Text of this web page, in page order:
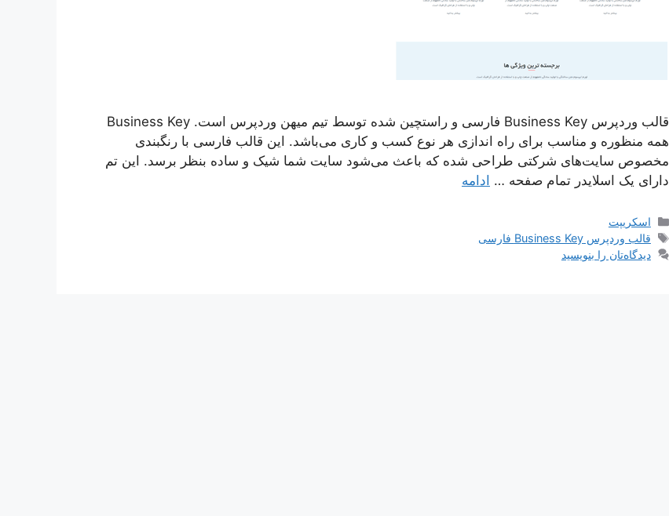
قالب وردپرس Business Key فارسی و راستچین شده توسط تیم میهن وردپرس است. Business Key
همه منظوره و مناسب برای راه اندازی هر نوع کسب و کاری می‌باشد. این قالب فارسی با رنگبندی
مخصوص سایت‌های شرکتی طراحی شده که باعث می‌شود سایت شما شیک و ساده بنظر برسد. این تم
دارای یک اسلایدر تمام صفحه … ادامه
دسته‌ها
اسکریپت
برچسب‌ها
قالب وردپرس Business Key فارسی
دیدگاه‌تان را بنویسید